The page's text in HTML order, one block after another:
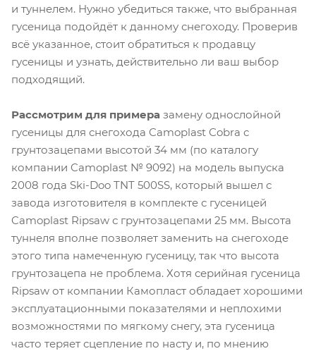
и туннелем. Нужно убедиться также, что выбранная
гусеница подойдёт к данному снегоходу. Проверив
всё указанное, стоит обратиться к продавцу
гусеницы и узнать, действительно ли ваш выбор
подходящий.
Рассмотрим для примера замену однослойной
гусеницы для снегохода Camoplast Cobra с
грунтозацепами высотой 34 мм (по каталогу
компании Camoplast № 9092) на модель выпуска
2008 года Ski-Doo TNT 500SS, который вышел с
завода изготовителя в комплекте с гусеницей
Camoplast Ripsaw с грунтозацепами 25 мм. Высота
туннеля вполне позволяет заменить на снегоходе
этого типа намеченную гусеницу, так что высота
грунтозацепа не проблема. Хотя серийная гусеница
Ripsaw от компании Камопласт обладает хорошими
эксплуатационными показателями и неплохими
возможностями по мягкому снегу, эта гусеница
часто теряет сцепление по насту и, по мнению